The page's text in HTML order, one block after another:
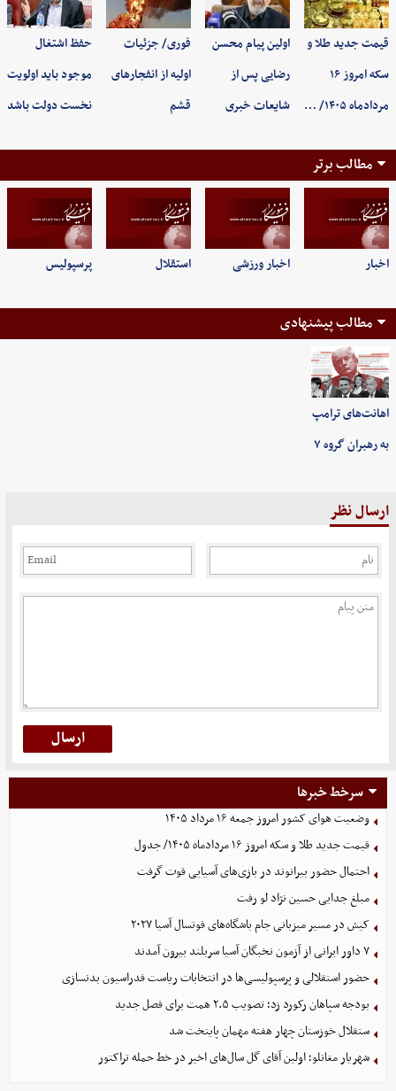
قیمت جدید طلا و
سکه امروز ۱۶
مردادماه ۱۴۰۵/ …
اولین پیام محسن
رضایی پس از
شایعات خبری
فوری/ جزئیات
اولیه از انفجارهای
قشم
حفظ اشتغال
موجود باید اولویت
نخست دولت باشد
مطالب برتر
اخبار اخبار ورزشی استقلال پرسپولیس
مطالب پیشنهادی
اهانت‌های ترامپ
به رهبران گروه ۷
ارسال نظر
سرخط خبرها
وضعیت هوای کشور امروز جمعه ۱۶ مرداد ۱۴۰۵
قیمت جدید طلا و سکه امروز ۱۶ مردادماه ۱۴۰۵/ جدول
احتمال حضور بیرانوند در بازی‌های آسیایی قوت گرفت
مبلغ جدایی حسین نژاد لو رفت
کیش در مسیر میزبانی جام باشگاه‌های فوتسال آسیا ۲۰۲۷
۷ داور ایرانی از آزمون نخبگان آسیا سربلند بیرون آمدند
حضور استقلالی و پرسپولیسی‌ها در انتخابات ریاست فدراسیون بدنسازی
بودجه سپاهان رکورد زد؛ تصویب ۲.۵ همت برای فصل جدید
ستقلال خوزستان چهار هفته مهمان پایتخت شد
شهریار مغانلو؛ اولین آقای گل سال‌های اخیر در خط حمله تراکتور